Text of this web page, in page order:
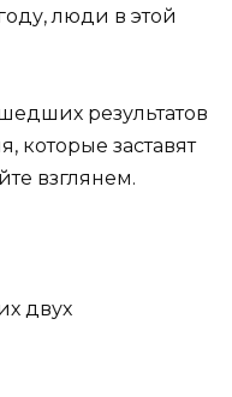
люди в этой
результатов
которые заставят
взглянем.
двух